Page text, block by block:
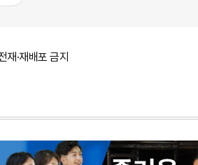
·재배포 금지